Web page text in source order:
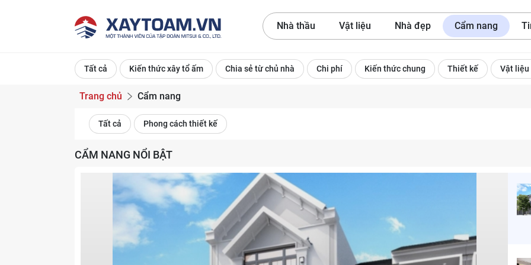
Nhà thầu Vật liệu Nhà đẹp Cẩm nang
Tất cả Kiến thức xây tổ ấm Chia sẻ từ chủ nhà Chi phí Kiến thức chung Thiết kế Vật liệu
Trang chủ Cẩm nang
Tất cả Phong cách thiết kế
CẨM NANG NỔI BẬT